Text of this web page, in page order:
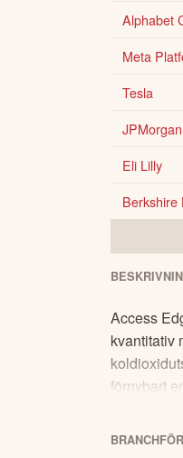
Alphabet
Meta
Tesla
Eli Lilly
Berkshire
Access
kvantitativ
förnybart
mellan